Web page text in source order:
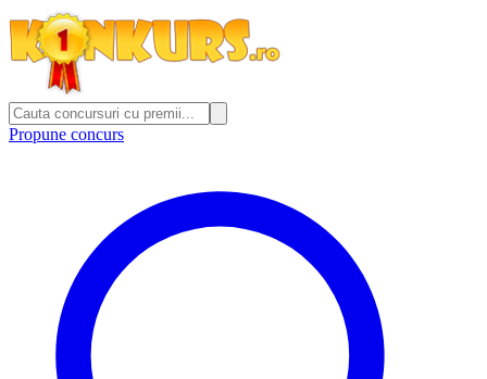
Propune concurs